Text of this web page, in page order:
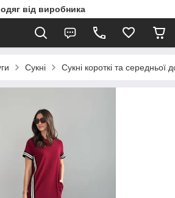
від виробника
Сукні Сукні короткі та середньої